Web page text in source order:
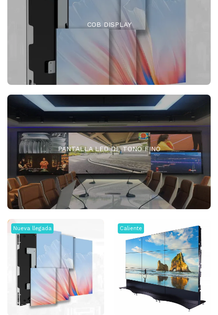
COB DISPLAY
PANTALLA LED DE TONO FINO
Nueva llegada Caliente